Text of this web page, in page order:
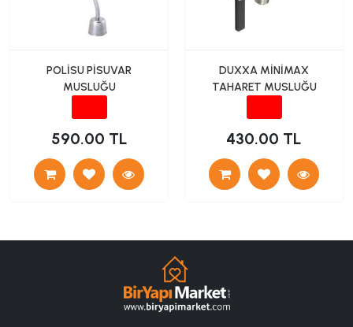
POLİSU PİSUVAR
MUSLUĞU
590.00 TL
DUXXA MİNİMAX
TAHARET MUSLUĞU
430.00 TL